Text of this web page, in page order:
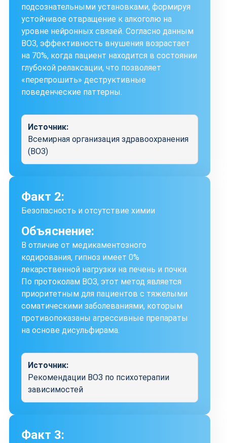
подсознательными установками, формируя
устойчивое отвращение к алкоголю на
уровне нейронных связей. Согласно данным
ВОЗ, эффективность внушения возрастает
на 70%, когда пациент находится в состоянии
глубокой релаксации, что позволяет
«перепрошить» деструктивные
поведенческие паттерны.
Источник:
Всемирная организация здравоохранения
(ВОЗ)
Факт 2:
Безопасность и отсутствие химии
Объяснение:
В отличие от медикаментозного
кодирования, гипноз имеет 0%
лекарственной нагрузки на печень и почки.
По протоколам ВОЗ, этот метод является
приоритетным для пациентов с тяжелыми
соматическими заболеваниями, которым
противопоказаны агрессивные препараты
на основе дисульфирама.
Источник:
Рекомендации ВОЗ по психотерапии
зависимостей
Факт 3: